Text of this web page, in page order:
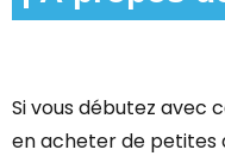
Si vous débutez avec
en acheter de petites